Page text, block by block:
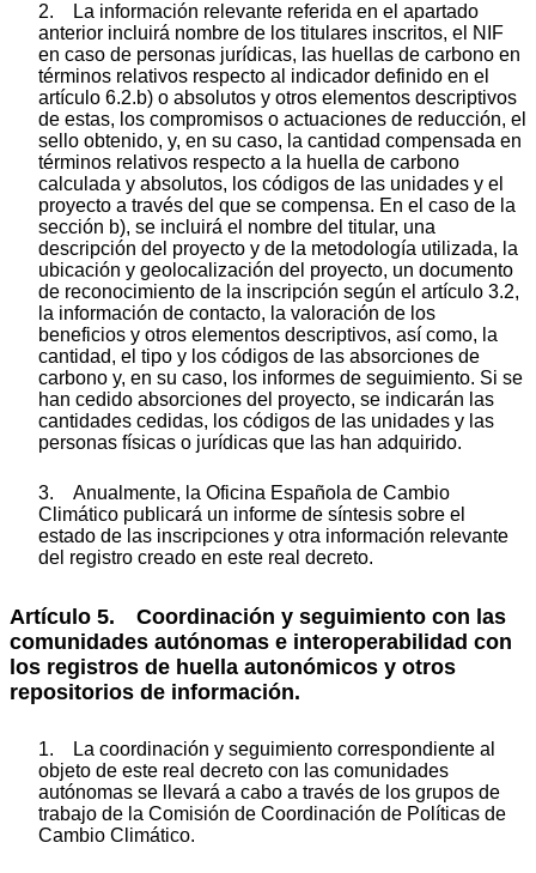
2. La información relevante referida en el apartado
anterior incluirá nombre de los titulares inscritos, el NIF
en caso de personas jurídicas, las huellas de carbono en
términos relativos respecto al indicador definido en el
artículo 6.2.b) o absolutos y otros elementos descriptivos
de estas, los compromisos o actuaciones de reducción, el
sello obtenido, y, en su caso, la cantidad compensada en
términos relativos respecto a la huella de carbono
calculada y absolutos, los códigos de las unidades y el
proyecto a través del que se compensa. En el caso de la
sección b), se incluirá el nombre del titular, una
descripción del proyecto y de la metodología utilizada, la
ubicación y geolocalización del proyecto, un documento
de reconocimiento de la inscripción según el artículo 3.2,
la información de contacto, la valoración de los
beneficios y otros elementos descriptivos, así como, la
cantidad, el tipo y los códigos de las absorciones de
carbono y, en su caso, los informes de seguimiento. Si se
han cedido absorciones del proyecto, se indicarán las
cantidades cedidas, los códigos de las unidades y las
personas físicas o jurídicas que las han adquirido.
3. Anualmente, la Oficina Española de Cambio
Climático publicará un informe de síntesis sobre el
estado de las inscripciones y otra información relevante
del registro creado en este real decreto.
Artículo 5. Coordinación y seguimiento con las
comunidades autónomas e interoperabilidad con
los registros de huella autonómicos y otros
repositorios de información.
1. La coordinación y seguimiento correspondiente al
objeto de este real decreto con las comunidades
autónomas se llevará a cabo a través de los grupos de
trabajo de la Comisión de Coordinación de Políticas de
Cambio Climático.